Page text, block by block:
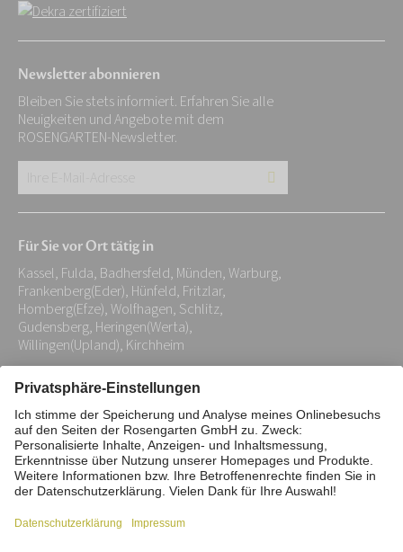
Newsletter abonnieren
Bleiben Sie stets informiert. Erfahren Sie alle
Neuigkeiten und Angebote mit dem
ROSENGARTEN-Newsletter.
E-
Adresse:
*
Für Sie vor Ort tätig in
Kassel, Fulda, Badhersfeld, Münden, Warburg,
Frankenberg(Eder), Hünfeld, Fritzlar,
Homberg(Efze), Wolfhagen, Schlitz,
Gudensberg, Heringen(Werta),
Willingen(Upland), Kirchheim
Impressum Datenschutz
Stiftung
Interne Meldestelle
Zahlungsmittel
Barrierefreiheitserklärung
Vertrag widerrufen